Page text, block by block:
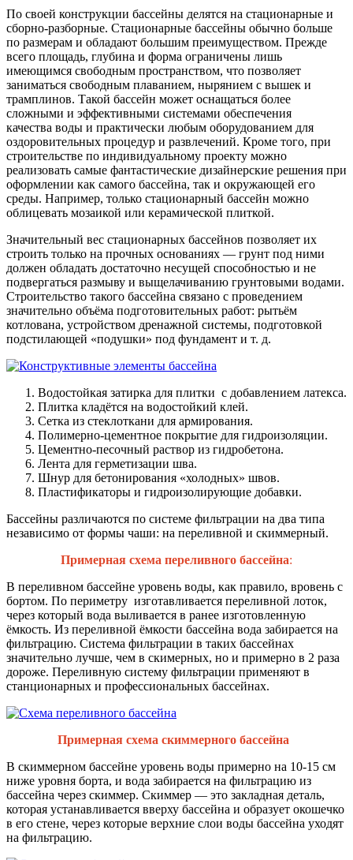
По своей конструкции бассейны делятся на стационарные и
сборно-разборные. Стационарные бассейны обычно больше
по размерам и обладают большим преимуществом. Прежде
всего площадь, глубина и форма ограничены лишь
имеющимся свободным пространством, что позволяет
заниматься свободным плаванием, нырянием с вышек и
трамплинов. Такой бассейн может оснащаться более
сложными и эффективными системами обеспечения
качества воды и практически любым оборудованием для
оздоровительных процедур и развлечений. Кроме того, при
строительстве по индивидуальному проекту можно
реализовать самые фантастические дизайнерские решения при
оформлении как самого бассейна, так и окружающей его
среды. Например, только стационарный бассейн можно
облицевать мозаикой или керамической плиткой.
Значительный вес стационарных бассейнов позволяет их
строить только на прочных основаниях — грунт под ними
должен обладать достаточно несущей способностью и не
подвергаться размыву и выщелачиванию грунтовыми водами.
Строительство такого бассейна связано с проведением
значительно объёма подготовительных работ: рытьём
котлована, устройством дренажной системы, подготовкой
подстилающей «подушки» под фундамент и т. д.
Водостойкая затирка для плитки с добавлением латекса.
Плитка кладётся на водостойкий клей.
Сетка из стеклоткани для армирования.
Полимерно-цементное покрытие для гидроизоляции.
Цементно-песочный раствор из гидробетона.
Лента для герметизации шва.
Шнур для бетонирования «холодных» швов.
Пластификаторы и гидроизолирующие добавки.
Бассейны различаются по системе фильтрации на два типа
независимо от формы чаши: на переливной и скиммерный.
Примерная схема переливного бассейна:
В переливном бассейне уровень воды, как правило, вровень с
бортом. По периметру изготавливается переливной лоток,
через который вода выливается в ранее изготовленную
ёмкость. Из переливной ёмкости бассейна вода забирается на
фильтрацию. Система фильтрации в таких бассейнах
значительно лучше, чем в скимерных, но и примерно в 2 раза
дороже. Переливную систему фильтрации применяют в
станционарных и профессиональных бассейнах.
Примерная схема скиммерного бассейна
В скиммерном бассейне уровень воды примерно на 10-15 см
ниже уровня борта, и вода забирается на фильтрацию из
бассейна через скиммер. Скиммер — это закладная деталь,
которая устанавливается вверху бассейна и образует окошечко
в его стене, через которые верхние слои воды бассейна уходят
на фильтрацию.